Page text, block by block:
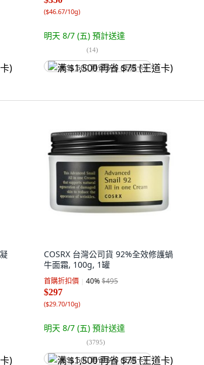
($46.67/10g)
明天 8/7 (五) 預計送達
(14)
满 $1,500 再省 $75 (王道卡)
COSRX 台灣公司貨 92%全效修護蝸
牛面霜, 100g, 1罐
首購折扣價 40%$495
$297
($29.70/10g)
明天 8/7 (五) 預計送達
(3795)
满 $1,500 再省 $75 (王道卡)